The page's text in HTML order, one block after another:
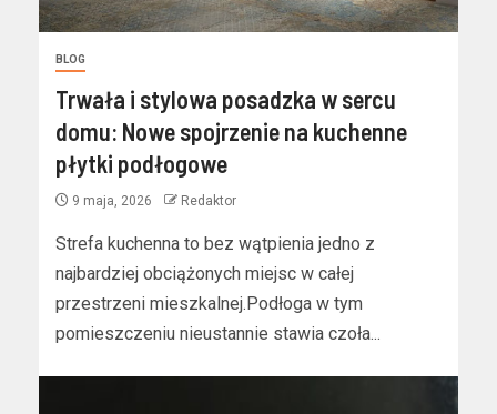
BLOG
Trwała i stylowa posadzka w sercu
domu: Nowe spojrzenie na kuchenne
płytki podłogowe
9 maja, 2026 Redaktor
Strefa kuchenna to bez wątpienia jedno z
najbardziej obciążonych miejsc w całej
przestrzeni mieszkalnej.Podłoga w tym
pomieszczeniu nieustannie stawia czoła...